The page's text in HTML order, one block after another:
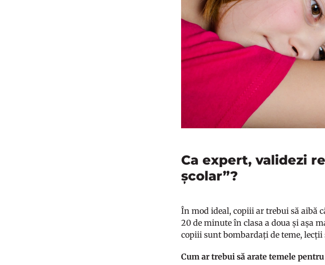
Ca expert, validezi
școlar”?
În mod ideal, copiii ar trebui să aibă
20 de minute în clasa a doua și așa
copiii sunt bombardați de teme, lecții
Cum ar trebui să arate temele